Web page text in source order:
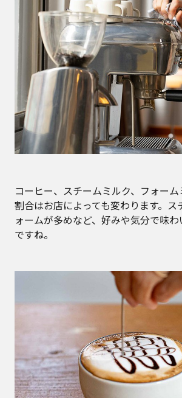
コーヒー、スチームミルク、フォー
割合はお店によっても変わります。ス
ォームが多めなど、好みや気分で味
ですね。